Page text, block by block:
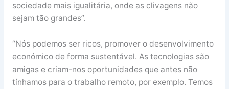
sociedade mais igualitária, onde as clivagens não
sejam tão grandes”.
“Nós podemos ser ricos, promover o desenvolvimento
económico de forma sustentável. As tecnologias são
amigas e criam-nos oportunidades que antes não
tínhamos para o trabalho remoto, por exemplo. Temos